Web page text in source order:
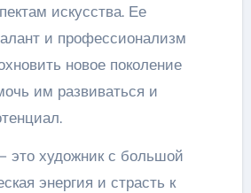
искусства. Ее
и профессионализм
новое поколение
им развиваться и
это художник с большой
энергия и страсть к